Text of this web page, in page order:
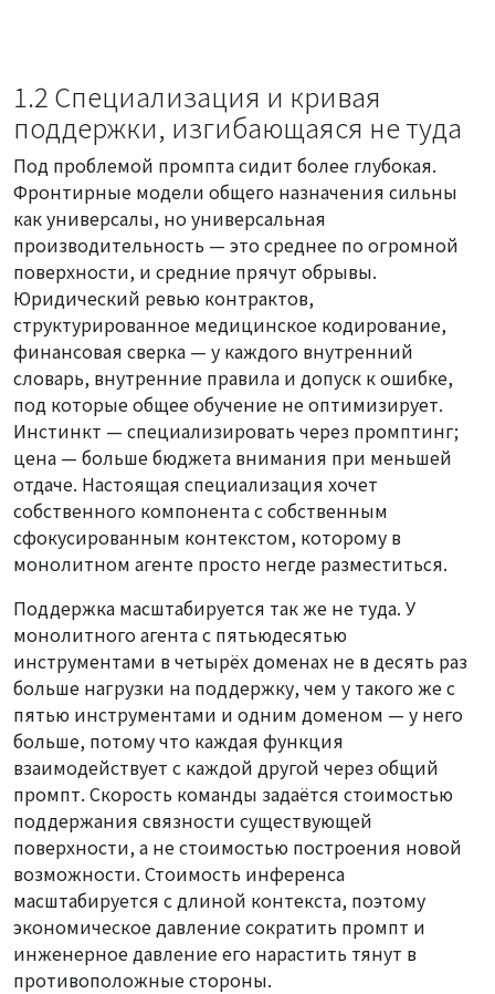
1.2 Специализация и кривая
поддержки, изгибающаяся не туда
Под проблемой промпта сидит более глубокая.
Фронтирные модели общего назначения сильны
как универсалы, но универсальная
производительность — это среднее по огромной
поверхности, и средние прячут обрывы.
Юридический ревью контрактов,
структурированное медицинское кодирование,
финансовая сверка — у каждого внутренний
словарь, внутренние правила и допуск к ошибке,
под которые общее обучение не оптимизирует.
Инстинкт — специализировать через промптинг;
цена — больше бюджета внимания при меньшей
отдаче. Настоящая специализация хочет
собственного компонента с собственным
сфокусированным контекстом, которому в
монолитном агенте просто негде разместиться.
Поддержка масштабируется так же не туда. У
монолитного агента с пятьюдесятью
инструментами в четырёх доменах не в десять раз
больше нагрузки на поддержку, чем у такого же с
пятью инструментами и одним доменом — у него
больше, потому что каждая функция
взаимодействует с каждой другой через общий
промпт. Скорость команды задаётся стоимостью
поддержания связности существующей
поверхности, а не стоимостью построения новой
возможности. Стоимость инференса
масштабируется с длиной контекста, поэтому
экономическое давление сократить промпт и
инженерное давление его нарастить тянут в
противоположные стороны.